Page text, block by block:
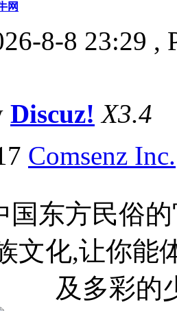
网
8-8 23:29 ,
Discuz! X3.4
Comsenz Inc.
国东方民俗
文化,让你能
及多彩的